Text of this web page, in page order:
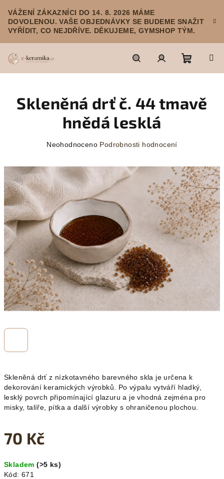
obsah
VÁŽENÍ ZÁKAZNÍCI DO 14. 8. 2026 MÁME
DOVOLENOU. VAŠE OBJEDNÁVKY SE BUDEME SNAŽIT
VYŘÍDIT, CO NEJDŘÍVE. DĚKUJEME, GYMSHOP TÝM.
HledatPřihlášeníNákupní
košík
Skleněná drť z nízkotavného barevného skla je určena k
dekorování keramických výrobků. Po výpalu vytváří hladký,
lesklý povrch připomínající glazuru a je vhodná zejména pro
misky, talíře, pítka a další výrobky s ohraničenou plochou.
70 Kč
cena:
Skladem(>5 ks)
Kód: 671
Skleněná drť č. 44 tmavě
hnědá lesklá
Průměrné
je
0,0
z
5
hvězdiček.
Neohodnoceno Podrobnosti hodnocení